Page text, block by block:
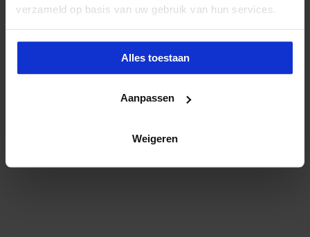
verzameld op basis van uw gebruik van hun services.
Alles toestaan
Aanpassen
Weigeren
verplaatst worden naar de [...]